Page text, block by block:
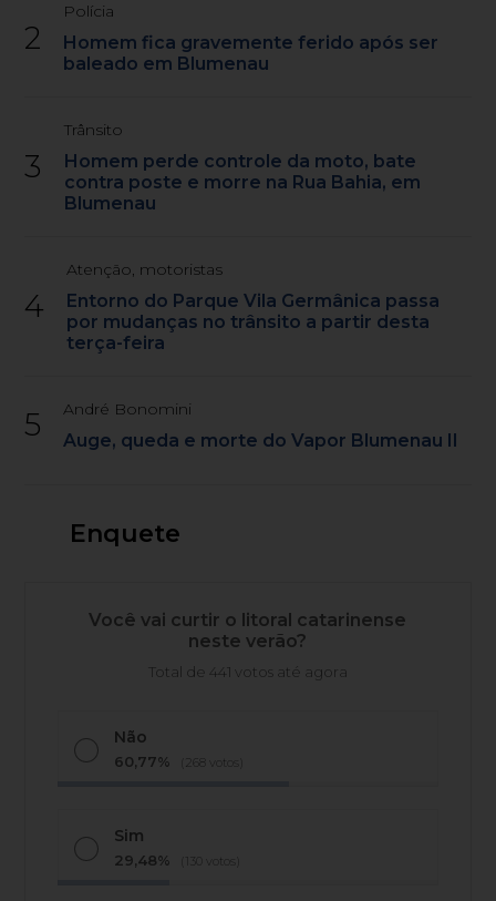
2
Polícia
Homem fica gravemente ferido após ser
baleado em Blumenau
3
Trânsito
Homem perde controle da moto, bate
contra poste e morre na Rua Bahia, em
Blumenau
4
Atenção, motoristas
Entorno do Parque Vila Germânica passa
por mudanças no trânsito a partir desta
terça-feira
5 André Bonomini
Auge, queda e morte do Vapor Blumenau II
Enquete
Você vai curtir o litoral catarinense
neste verão?
Total de 441 votos até agora
Não
60,77% (268 votos)
Sim
29,48% (130 votos)